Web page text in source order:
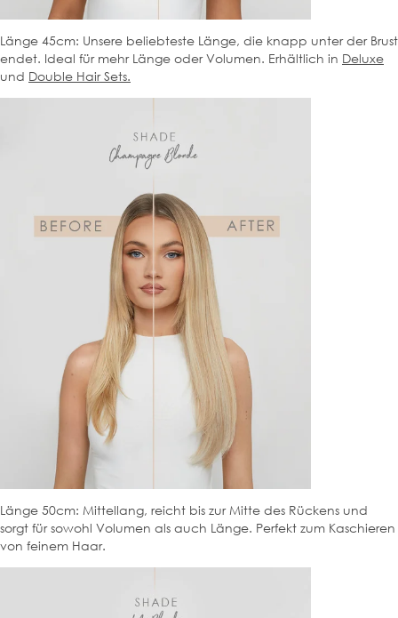
Länge 45cm: Unsere beliebteste Länge, die knapp unter der Brust
endet. Ideal für mehr Länge oder Volumen. Erhältlich in Deluxe
und Double Hair Sets.
Länge 50cm: Mittellang, reicht bis zur Mitte des Rückens und
sorgt für sowohl Volumen als auch Länge. Perfekt zum Kaschieren
von feinem Haar.